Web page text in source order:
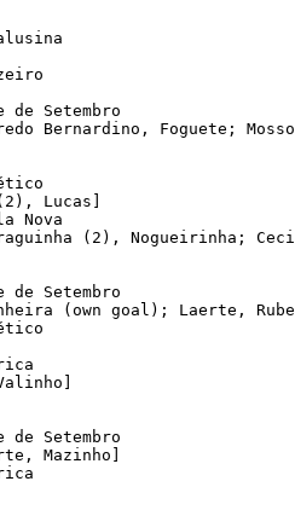
Bernardino, Foguete;
Lucas]
(2), Nogueirinha;
(own goal); Laerte,
Mazinho]